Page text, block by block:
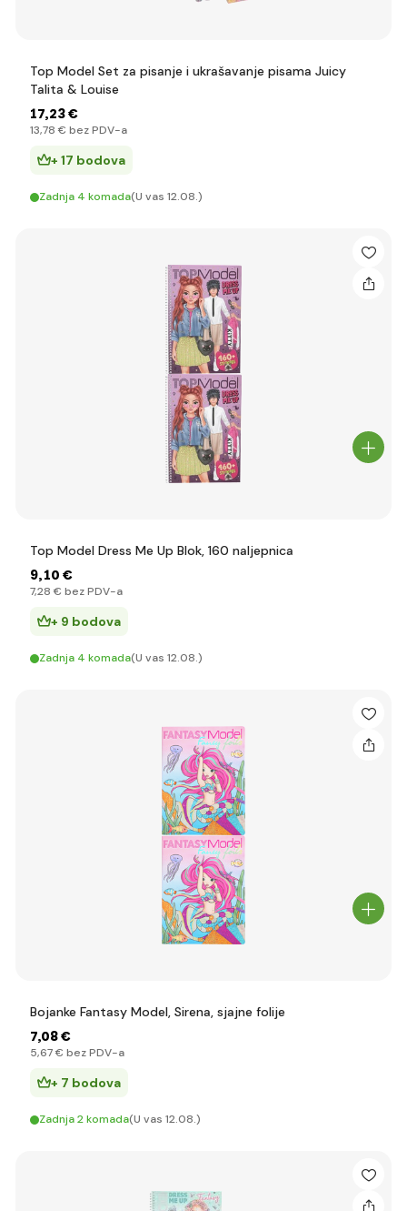
Top Model Set za pisanje i ukrašavanje pisama Juicy
Talita & Louise
17,23 €
13,78 € bez PDV-a
+ 17 bodova
Zadnja 4 komada(U vas 12.08.)
Top Model Dress Me Up Blok, 160 naljepnica
9,10 €
7,28 € bez PDV-a
+ 9 bodova
Zadnja 4 komada(U vas 12.08.)
Bojanke Fantasy Model, Sirena, sjajne folije
7,08 €
5,67 € bez PDV-a
+ 7 bodova
Zadnja 2 komada(U vas 12.08.)